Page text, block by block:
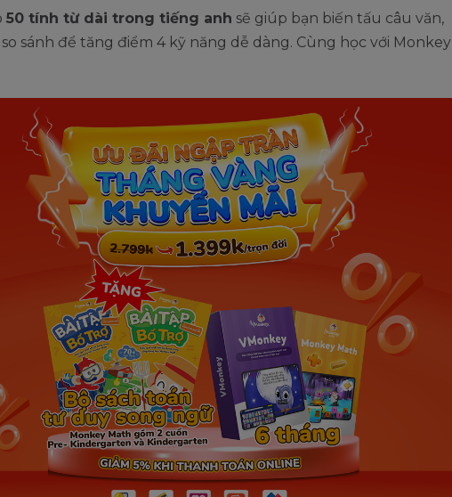
50 tính từ dài trong tiếng anh sẽ giúp bạn biến tấu câu văn,
sánh để tăng điểm 4 kỹ năng dễ dàng. Cùng học với Monkey